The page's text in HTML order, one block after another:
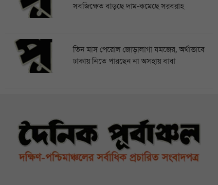
সবজিক্ষেত বাড়ছে দাম-কমেছে সরবরাহ
তিন মাস পেরোল জোড়ালাগা যমজের, অর্থাভাবে
ঢাকায় নিতে পারছেন না অসহায় বাবা